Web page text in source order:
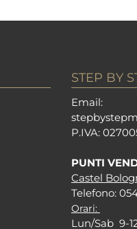
STEP BY
Email:
stepbystepm
P.IVA:
PUNTI
Castel
Telefono:
Orari:
Lun/Sab 9-